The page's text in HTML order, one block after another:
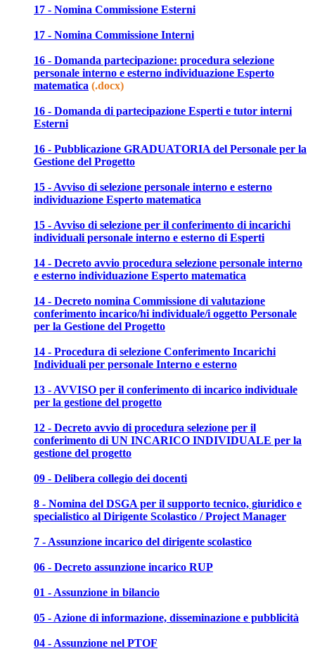
17 - Nomina Commissione Esterni
17 - Nomina Commissione Interni
16 - Domanda partecipazione: procedura selezione
personale interno e esterno individuazione Esperto
matematica (.docx)
16 - Domanda di partecipazione Esperti e tutor interni
Esterni
16 - Pubblicazione GRADUATORIA del Personale per la
Gestione del Progetto
15 - Avviso di selezione personale interno e esterno
individuazione Esperto matematica
15 - Avviso di selezione per il conferimento di incarichi
individuali personale interno e esterno di Esperti
14 - Decreto avvio procedura selezione personale interno
e esterno individuazione Esperto matematica
14 - Decreto nomina Commissione di valutazione
conferimento incarico/hi individuale/i oggetto Personale
per la Gestione del Progetto
14 - Procedura di selezione Conferimento Incarichi
Individuali per personale Interno e esterno
13 - AVVISO per il conferimento di incarico individuale
per la gestione del progetto
12 - Decreto avvio di procedura selezione per il
conferimento di UN INCARICO INDIVIDUALE per la
gestione del progetto
09 - Delibera collegio dei docenti
8 - Nomina del DSGA per il supporto tecnico, giuridico e
specialistico al Dirigente Scolastico / Project Manager
7 - Assunzione incarico del dirigente scolastico
06 - Decreto assunzione incarico RUP
01 - Assunzione in bilancio
05 - Azione di informazione, disseminazione e pubblicità
04 - Assunzione nel PTOF